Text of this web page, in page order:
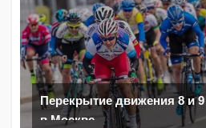
Перекрытие движения 8 и 9
в Москве